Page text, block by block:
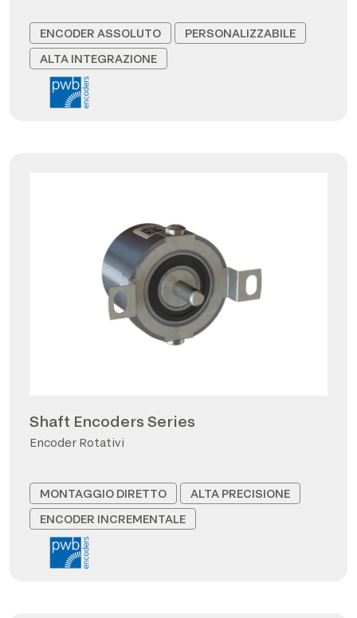
ENCODER ASSOLUTO
PERSONALIZZABILE
ALTA INTEGRAZIONE
Shaft Encoders Series
Encoder Rotativi
MONTAGGIO DIRETTO
ALTA PRECISIONE
ENCODER INCREMENTALE